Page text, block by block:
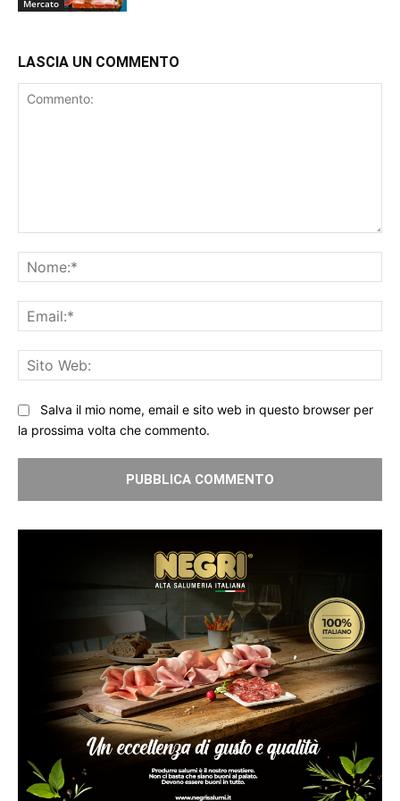
Mercato
LASCIA UN COMMENTO
Salva il mio nome, email e sito web in questo browser per
la prossima volta che commento.